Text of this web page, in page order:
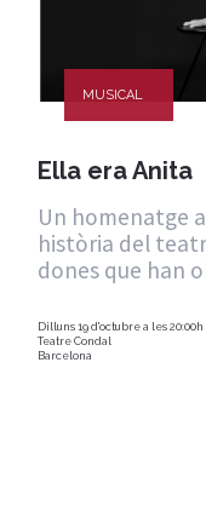
MUSICAL
Ella era Anita
Un homenatge
història del
dones que han
Dilluns 19 d'octubre a les 20:00h
Teatre Condal
Barcelona